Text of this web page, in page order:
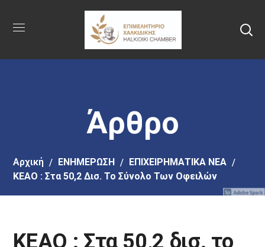
στο
περιεχόμενο
Άρθρο
Αρχική EΝΗΜΕΡΩΣΗ
ΕΠΙΧΕΙΡΗΜΑΤΙΚΑ ΝΕΑ
ΚΕΑΟ : Στα 50,2 Δισ. Το Σύνολο Των Οφειλών
ΚΕΑΟ : Στα 50,2 δισ. το